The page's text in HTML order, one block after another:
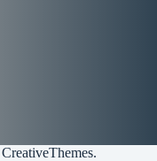
CreativeThemes.